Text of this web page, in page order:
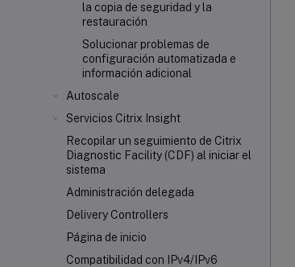
la copia de seguridad y la
restauración
Solucionar problemas de
configuración automatizada e
información adicional
Autoscale
Servicios Citrix Insight
Recopilar un seguimiento de Citrix
Diagnostic Facility (CDF) al iniciar el
sistema
Administración delegada
Delivery Controllers
Página de inicio
Compatibilidad con IPv4/IPv6